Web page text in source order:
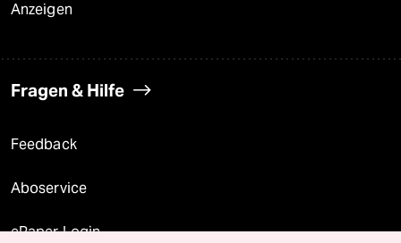
Anzeigen
Fragen & Hilfe
Feedback
Aboservice
ePaper Login